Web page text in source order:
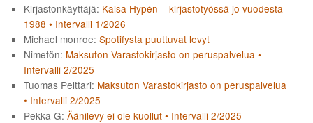
Kirjastonkäyttäjä: Kaisa Hypén – kirjastotyössä jo vuodesta
1988 • Intervalli 1/2026
Michael monroe:Spotifysta puuttuvat levyt
Nimetön: Maksuton Varastokirjasto on peruspalvelua •
Intervalli 2/2025
Tuomas Pelttari: Maksuton Varastokirjasto on peruspalvelua
• Intervalli 2/2025
Pekka G:Äänilevy ei ole kuollut • Intervalli 2/2025